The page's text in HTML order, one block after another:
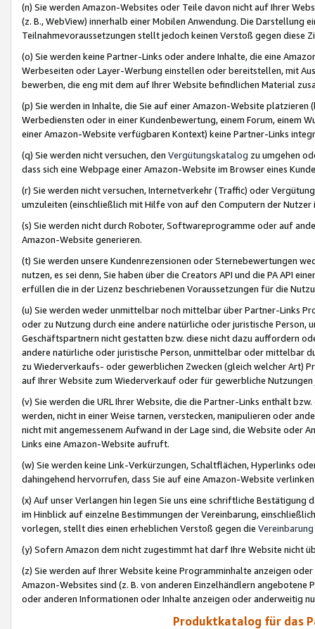
(n) Sie werden Amazon-Websites oder Teile davon nicht auf Ihrer
(z. B., WebView) innerhalb einer Mobilen Anwendung. Die Darstellung
Teilnahmevoraussetzungen stellt jedoch keinen Verstoß gegen diese
(o) Sie werden keine Partner-Links oder andere Inhalte, die eine
Werbeseiten oder Layer-Werbung einstellen oder bereitstellen, mit
bewerben, die eng mit dem auf Ihrer Website befindlichen Material
(p) Sie werden in Inhalte, die Sie auf einer Amazon-Website
Werbediensten oder in einer Kundenbewertung, einem Forum, einem
einer Amazon-Website verfügbaren Kontext) keine Partner-Links
(q) Sie werden nicht versuchen, den Vergütungskatalog zu umgehen
dass sich eine Webpage einer Amazon-Website im Browser eines
(r) Sie werden nicht versuchen, Internetverkehr (Traffic) oder
umzuleiten (einschließlich mit Hilfe von auf den Computern der
(s) Sie werden nicht durch Roboter, Softwareprogramme oder auf
Amazon-Website generieren.
(t) Sie werden unsere Kundenrezensionen oder Sternebewertungen
nutzen, es sei denn, Sie haben über die Creators API und die PA API
erfüllen die in der Lizenz beschriebenen Voraussetzungen für die
(u) Sie werden weder unmittelbar noch mittelbar über Partner-Links
oder zu Nutzung durch eine andere natürliche oder juristische
Geschäftspartnern nicht gestatten bzw. diese nicht dazu auffordern
andere natürliche oder juristische Person, unmittelbar oder mittelbar
zu Wiederverkaufs- oder gewerblichen Zwecken (gleich welcher Art)
auf Ihrer Website zum Wiederverkauf oder für gewerbliche
(v) Sie werden die URL Ihrer Website, die die Partner-Links enthält
werden, nicht in einer Weise tarnen, verstecken, manipulieren oder
nicht mit angemessenem Aufwand in der Lage sind, die Website oder
Links eine Amazon-Website aufruft.
(w) Sie werden keine Link-Verkürzungen, Schaltflächen, Hyperlinks
dahingehend hervorrufen, dass Sie auf eine Amazon-Website
(x) Auf unser Verlangen hin legen Sie uns eine schriftliche
im Hinblick auf einzelne Bestimmungen der Vereinbarung,
vorlegen, stellt dies einen erheblichen Verstoß gegen die Vereinbarung
(y) Sofern Amazon dem nicht zugestimmt hat darf Ihre Website nicht
(z) Sie werden auf Ihrer Website keine Programminhalte anzeigen
Amazon-Websites sind (z. B. von anderen Einzelhändlern
oder anderen Informationen oder Inhalte anzeigen oder anderweitig
Produktkatalog für das